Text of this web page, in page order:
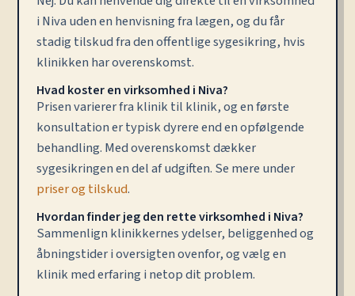
i Niva uden en henvisning fra lægen, og du får
stadig tilskud fra den offentlige sygesikring, hvis
klinikken har overenskomst.
Hvad koster en virksomhed i Niva?
Prisen varierer fra klinik til klinik, og en første
konsultation er typisk dyrere end en opfølgende
behandling. Med overenskomst dækker
sygesikringen en del af udgiften. Se mere under
priser og tilskud.
Hvordan finder jeg den rette virksomhed i Niva?
Sammenlign klinikkernes ydelser, beliggenhed og
åbningstider i oversigten ovenfor, og vælg en
klinik med erfaring i netop dit problem.